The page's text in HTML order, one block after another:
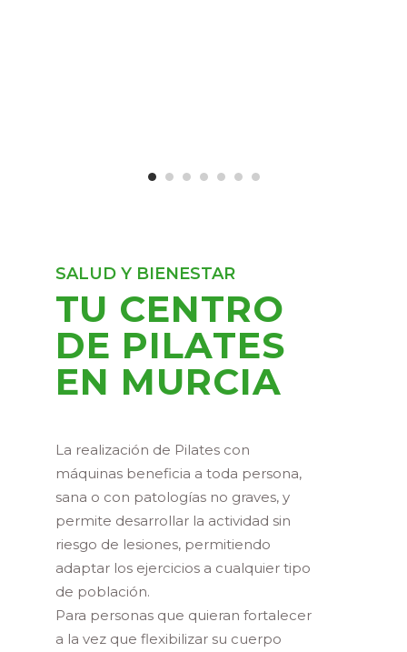
SALUD Y BIENESTAR
TU CENTRO
DE PILATES
EN MURCIA
La realización de Pilates con
máquinas beneficia a toda persona,
sana o con patologías no graves, y
permite desarrollar la actividad sin
riesgo de lesiones, permitiendo
adaptar los ejercicios a cualquier tipo
de población.
Para personas que quieran fortalecer
a la vez que flexibilizar su cuerpo